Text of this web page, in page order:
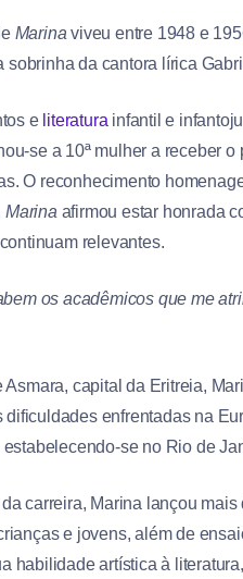
Marina viveu entre 1948 e
sobrinha da cantora lírica
e literatura infantil e
se a 10ª mulher a receber
O reconhecimento
Marina afirmou estar honrada
relevantes.
os acadêmicos que me
capital da Eritreia,
enfrentadas na
se no Rio de
carreira, Marina lançou
e jovens, além de
habilidade artística à